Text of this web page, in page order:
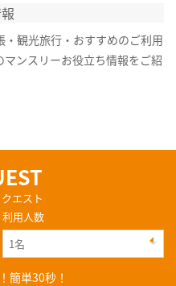
・観光旅行・おすすめのご利用
マンスリーお役立ち情報をご紹
エスト
利用人数
簡単30秒！